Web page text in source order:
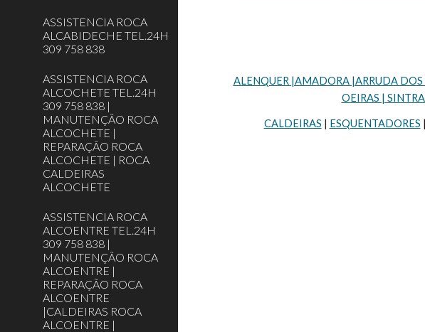
ASSISTENCIA ROCA
ALCABIDECHE TEL.24H
309 758 838
ASSISTENCIA ROCA
ALCOCHETE TEL.24H
309 758 838 |
MANUTENÇÃO ROCA
ALCOCHETE |
REPARAÇÃO ROCA
ALCOCHETE | ROCA
CALDEIRAS
ALCOCHETE
ASSISTENCIA ROCA
ALCOENTRE TEL.24H
309 758 838 |
MANUTENÇÃO ROCA
ALCOENTRE |
REPARAÇÃO ROCA
ALCOENTRE
|CALDEIRAS ROCA
ALCOENTRE |
ALENQUER |AMADORA |ARRUDA
OEIRAS |
CALDEIRAS | ESQUENTADORES |